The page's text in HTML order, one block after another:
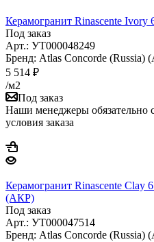
Керамогранит Rinascente
Под заказ
Арт.: УТ000048249
Бренд: Atlas Concorde (Russia)
5 514 ₽
/м2
Под заказ
Наши менеджеры обязательно
условия заказа
Керамогранит Rinascente Clay
(АКР)
Под заказ
Арт.: УТ000047514
Бренд: Atlas Concorde (Russia)